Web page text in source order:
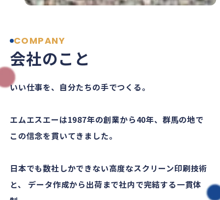
COMPANY
会社のこと
いい仕事を、自分たちの手でつくる。
エムエスエーは1987年の創業から40年、群馬の地で
この信念を貫いてきました。
日本でも数社しかできない高度なスクリーン印刷技術
と、 データ作成から出荷まで社内で完結する一貫体